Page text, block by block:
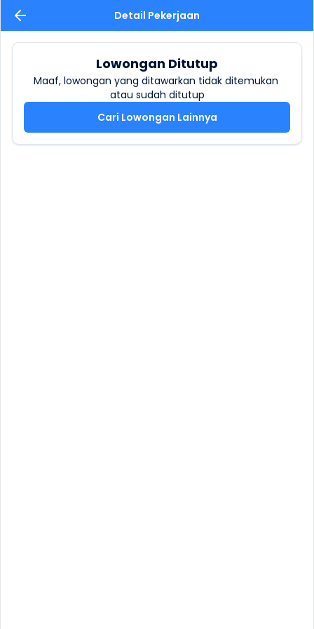
Detail Pekerjaan
Lowongan Ditutup
Maaf, lowongan yang ditawarkan tidak ditemukan
atau sudah ditutup
Cari Lowongan Lainnya